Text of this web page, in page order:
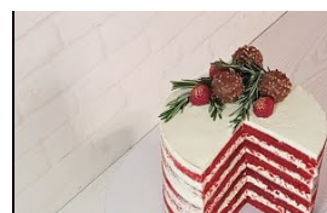
но - это ни в коем случае не
совсем другое. По вкусу они
из Германии (Buttermilch) 8 гр какао
ложки соды БЕЗ ГОРКИ 3/4 чайной
ГОРКИ 2 щепотки соли 380 гр
ложки красного гелевого пищевого
вилтон) или же вместо гелевого
пищевого красителя выпекаю коржи